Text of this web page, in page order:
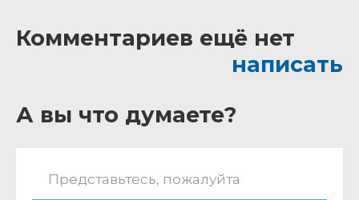
Комментариев ещё нет
написать
А вы что думаете?